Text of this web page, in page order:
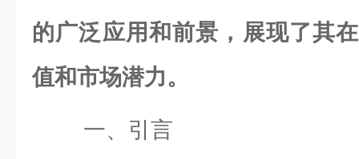
的广泛应用和前景，展现了其
值和市场潜力。
一、引言